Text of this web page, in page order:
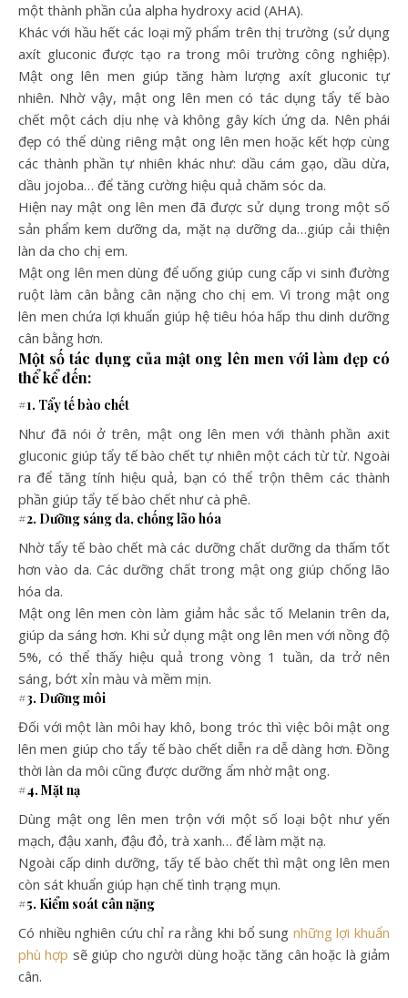
một thành phần của alpha hydroxy acid (AHA).
Khác với hầu hết các loại mỹ phẩm trên thị trường (sử dụng
axít gluconic được tạo ra trong môi trường công nghiệp).
Mật ong lên men giúp tăng hàm lượng axít gluconic tự
nhiên. Nhờ vậy, mật ong lên men có tác dụng tẩy tế bào
chết một cách dịu nhẹ và không gây kích ứng da. Nên phái
đẹp có thể dùng riêng mật ong lên men hoặc kết hợp cùng
các thành phần tự nhiên khác như: dầu cám gạo, dầu dừa,
dầu jojoba… để tăng cường hiệu quả chăm sóc da.
Hiện nay mật ong lên men đã được sử dụng trong một số
sản phẩm kem dưỡng da, mặt nạ dưỡng da…giúp cải thiện
làn da cho chị em.
Mật ong lên men dùng để uống giúp cung cấp vi sinh đường
ruột làm cân bằng cân nặng cho chị em. Vì trong mật ong
lên men chứa lợi khuẩn giúp hệ tiêu hóa hấp thu dinh dưỡng
cân bằng hơn.
Một số tác dụng của mật ong lên men với làm đẹp có
thể kể đến:
#1. Tẩy tế bào chết
Như đã nói ở trên, mật ong lên men với thành phần axit
gluconic giúp tẩy tế bào chết tự nhiên một cách từ từ. Ngoài
ra để tăng tính hiệu quả, bạn có thể trộn thêm các thành
phần giúp tẩy tế bào chết như cà phê.
#2. Dưỡng sáng da, chống lão hóa
Nhờ tẩy tế bào chết mà các dưỡng chất dưỡng da thấm tốt
hơn vào da. Các dưỡng chất trong mật ong giúp chống lão
hóa da.
Mật ong lên men còn làm giảm hắc sắc tố Melanin trên da,
giúp da sáng hơn. Khi sử dụng mật ong lên men với nồng độ
5%, có thể thấy hiệu quả trong vòng 1 tuần, da trở nên
sáng, bớt xỉn màu và mềm mịn.
#3. Dưỡng môi
Đối với một làn môi hay khô, bong tróc thì việc bôi mật ong
lên men giúp cho tẩy tế bào chết diễn ra dễ dàng hơn. Đồng
thời làn da môi cũng được dưỡng ẩm nhờ mật ong.
#4. Mặt nạ
Dùng mật ong lên men trộn với một số loại bột như yến
mạch, đậu xanh, đậu đỏ, trà xanh… để làm mặt nạ.
Ngoài cấp dinh dưỡng, tấy tế bào chết thì mật ong lên men
còn sát khuẩn giúp hạn chế tình trạng mụn.
#5. Kiểm soát cân nặng
Có nhiều nghiên cứu chỉ ra rằng khi bổ sung những lợi khuẩn
phù hợp sẽ giúp cho người dùng hoặc tăng cân hoặc là giảm
cân.